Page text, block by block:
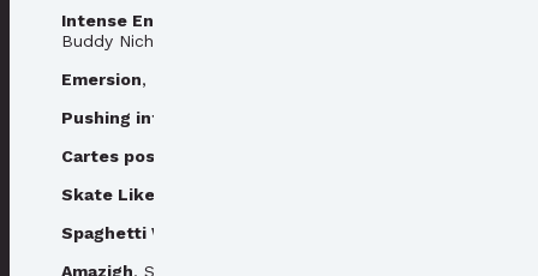
Intense Energy : Sounds of Skateboarding
Buddy Nichols
Emersion, Howard Wimshurst
Pushing into Modernity
Cartes postales
Skate Like a Lass
Spaghetti Week
Amazigh, Serra Soyupak